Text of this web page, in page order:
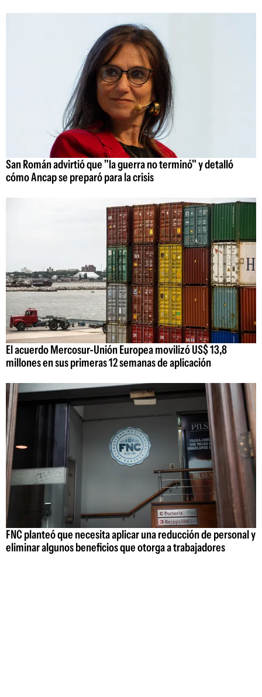
San Román advirtió que "la guerra no terminó" y detalló
cómo Ancap se preparó para la crisis
El acuerdo Mercosur-Unión Europea movilizó US$ 13,8
millones en sus primeras 12 semanas de aplicación
FNC planteó que necesita aplicar una reducción de personal y
eliminar algunos beneficios que otorga a trabajadores